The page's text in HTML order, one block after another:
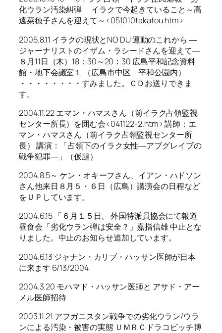
化ウラン汚染糾弾 イラクで今起きていること～高
遠菜穂子さんを迎えて～<051010takatou.htm>
2005.8.11 イラクの現状とNO DU 運動のこれから ―
ジャーナリストのイザム・ラシードさんを迎えて―
８月11日（木）18：30～20：30 広島平和記念資料
館・地下会議室１ （広島市中区 平和公園内）
・・・・・・・・すみました。ＣＤお送りできま
す。
2004.11.22 エマン・ハマスさん（前イラク占領監視
センター所長）を囲む会<041122-2.htm> 講師：エ
マン・ハマスさん（前イラク占領監視センター所
長） 講演：「占領下のイラク女性―アブグレイブの
戦争犯罪―」（仮題）
2004.8.5～ ケン・オキーフさん、イアン・ハドソン
さん他来日８月５・６日（広島）講演会の日程など
をＵＰしています。
2004.6.15 「６月１５日、 外国特派員協会にて報道
昼食会「劣化ウラン弾は安全？」嘉指信雄 中止とな
りました。中止のお知らせ追加しています。
2004.6.13 ジャナン・カリブ・ハッサン医師が日本
に来ます 6/13/2004
2004.3.20 モハマド・ハッサン医師と アサド・アー
メル医師招待
2003.11.21 アフガニスタン戦争での劣化ウラン/ウラ
ンによる汚染・被害の実態 ＵＭＲＣドラコビッチ博